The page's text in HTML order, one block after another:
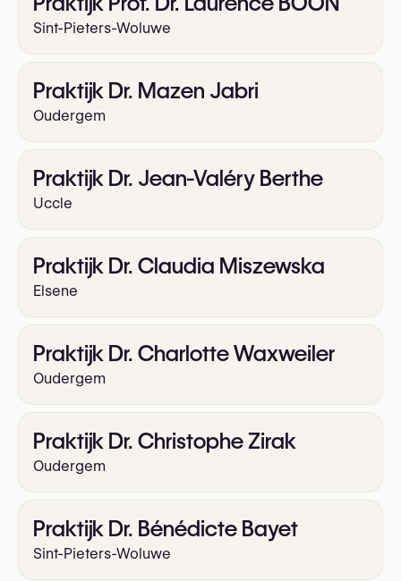
Sint-Pieters-Woluwe
Praktijk Dr. Mazen Jabri
Oudergem
Praktijk Dr. Jean-Valéry Berthe
Uccle
Praktijk Dr. Claudia Miszewska
Elsene
Praktijk Dr. Charlotte Waxweiler
Oudergem
Praktijk Dr. Christophe Zirak
Oudergem
Praktijk Dr. Bénédicte Bayet
Sint-Pieters-Woluwe